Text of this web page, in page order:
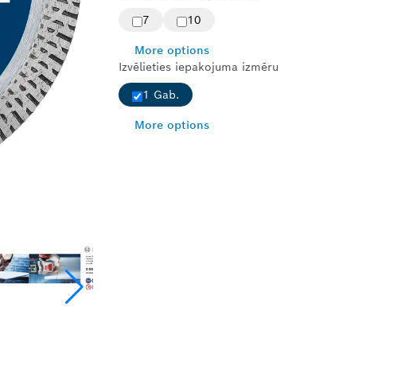
7
10
More options
Izvēlieties iepakojuma izmēru
1 Gab.
More options